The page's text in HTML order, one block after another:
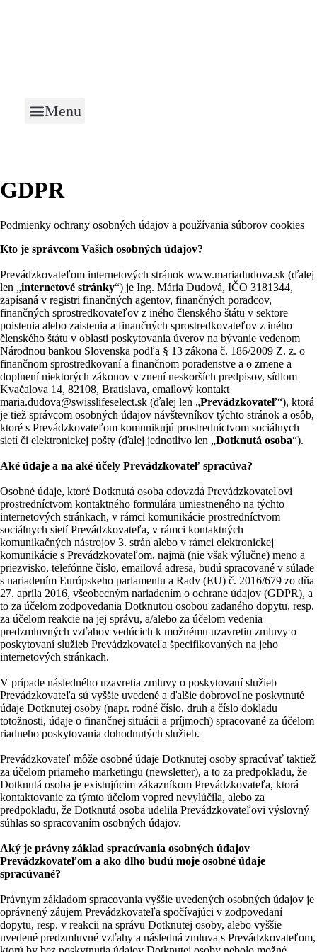
Menu
GDPR
Podmienky ochrany osobných údajov a používania súborov cookies
Kto je správcom Vašich osobných údajov?
Prevádzkovateľom internetových stránok www.mariadudova.sk (ďalej
len „internetové stránky“) je Ing. Mária Dudová, IČO 3181344,
zapísaná v registri finančných agentov, finančných poradcov,
finančných sprostredkovateľov z iného členského štátu v sektore
poistenia alebo zaistenia a finančných sprostredkovateľov z iného
členského štátu v oblasti poskytovania úverov na bývanie vedenom
Národnou bankou Slovenska podľa § 13 zákona č. 186/2009 Z. z. o
finančnom sprostredkovaní a finančnom poradenstve a o zmene a
doplnení niektorých zákonov v znení neskorších predpisov, sídlom
Kvačalova 14, 82108, Bratislava, emailový kontakt
maria.dudova@swisslifeselect.sk (ďalej len „Prevádzkovateľ“), ktorá
je tiež správcom osobných údajov návštevníkov týchto stránok a osôb,
ktoré s Prevádzkovateľom komunikujú prostredníctvom sociálnych
sietí či elektronickej pošty (ďalej jednotlivo len „Dotknutá osoba“).
Aké údaje a na aké účely Prevádzkovateľ spracúva?
Osobné údaje, ktoré Dotknutá osoba odovzdá Prevádzkovateľovi
prostredníctvom kontaktného formulára umiestneného na týchto
internetových stránkach, v rámci komunikácie prostredníctvom
sociálnych sietí Prevádzkovateľa, v rámci kontaktných
komunikačných nástrojov 3. strán alebo v rámci elektronickej
komunikácie s Prevádzkovateľom, najmä (nie však výlučne) meno a
priezvisko, telefónne číslo, emailová adresa, budú spracované v súlade
s nariadením Európskeho parlamentu a Rady (EU) č. 2016/679 zo dňa
27. apríla 2016, všeobecným nariadením o ochrane údajov (GDPR), a
to za účelom zodpovedania Dotknutou osobou zadaného dopytu, resp.
za účelom reakcie na jej správu, a/alebo za účelom vedenia
predzmluvných vzťahov vedúcich k možnému uzavretiu zmluvy o
poskytovaní služieb Prevádzkovateľa špecifikovaných na jeho
internetových stránkach.
V prípade následného uzavretia zmluvy o poskytovaní služieb
Prevádzkovateľa sú vyššie uvedené a ďalšie dobrovoľne poskytnuté
údaje Dotknutej osoby (napr. rodné číslo, druh a číslo dokladu
totožnosti, údaje o finančnej situácii a príjmoch) spracované za účelom
riadneho poskytovania dohodnutých služieb.
Prevádzkovateľ môže osobné údaje Dotknutej osoby spracúvať taktiež
za účelom priameho marketingu (newsletter), a to za predpokladu, že
Dotknutá osoba je existujúcim zákazníkom Prevádzkovateľa, ktorá
kontaktovanie za týmto účelom vopred nevylúčila, alebo za
predpokladu, že Dotknutá osoba udelila Prevádzkovateľovi výslovný
súhlas so spracovaním osobných údajov.
Aký je právny základ spracúvania osobných údajov
Prevádzkovateľom a ako dlho budú moje osobné údaje
spracúvané?
Právnym základom spracovania vyššie uvedených osobných údajov je
oprávnený záujem Prevádzkovateľa spočívajúci v zodpovedaní
dopytu, resp. v reakcii na správu Dotknutej osoby, alebo vyššie
uvedené predzmluvné vzťahy a následná zmluva s Prevádzkovateľom,